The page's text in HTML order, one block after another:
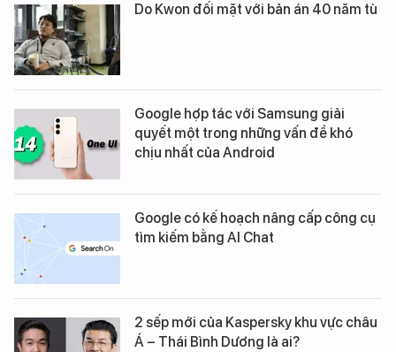
Do Kwon đối mặt với bản án 40 năm tù
Google hợp tác với Samsung giải
quyết một trong những vấn đề khó
chịu nhất của Android
Google có kế hoạch nâng cấp công cụ
tìm kiếm bằng AI Chat
2 sếp mới của Kaspersky khu vực châu
Á – Thái Bình Dương là ai?